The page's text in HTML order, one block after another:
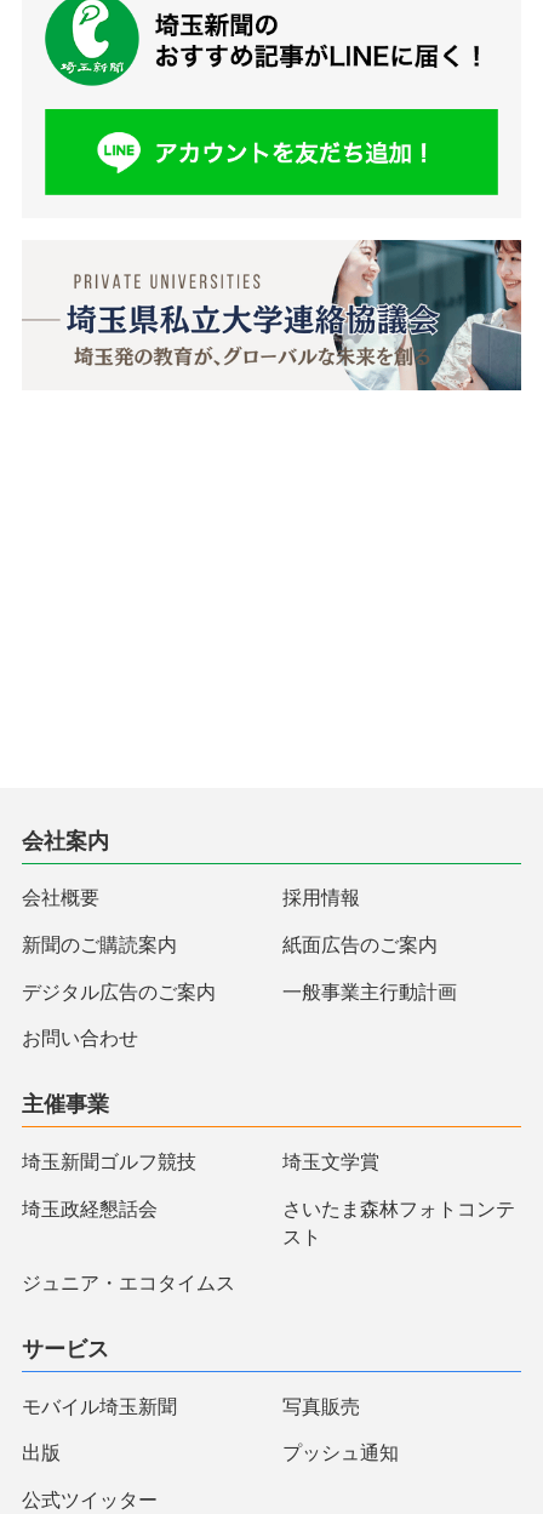
会社案内
会社概要 採用情報
新聞のご購読案内 紙面広告のご案内
デジタル広告のご案内 一般事業主行動計画
お問い合わせ
主催事業
埼玉新聞ゴルフ競技 埼玉文学賞
埼玉政経懇話会
さいたま森林フォトコンテ
スト
ジュニア・エコタイムス
サービス
モバイル埼玉新聞 写真販売
出版 プッシュ通知
公式ツイッター